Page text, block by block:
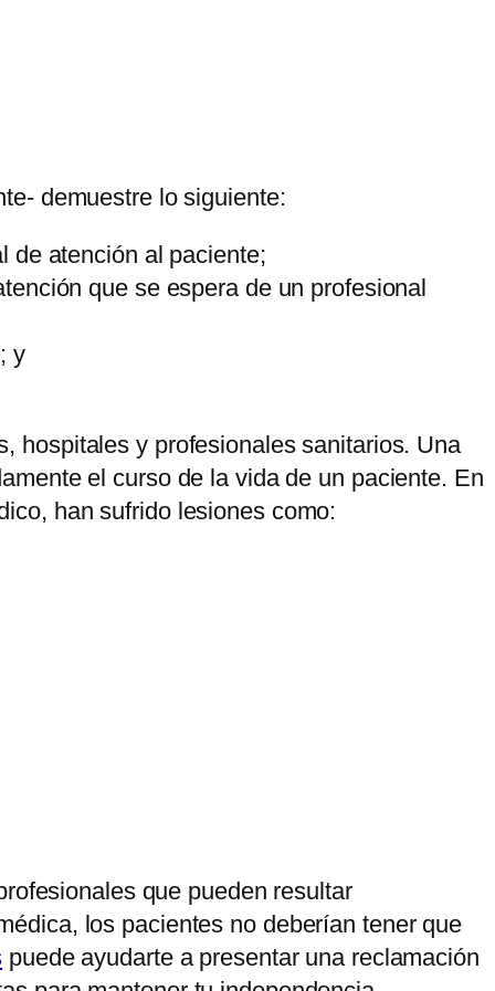
demuestre lo siguiente:
de atención al paciente;
que se espera de un profesional
y
hospitales y profesionales sanitarios. Una
el curso de la vida de un paciente. En
han sufrido lesiones como:
que pueden resultar
los pacientes no deberían tener que
puede ayudarte a presentar una reclamación